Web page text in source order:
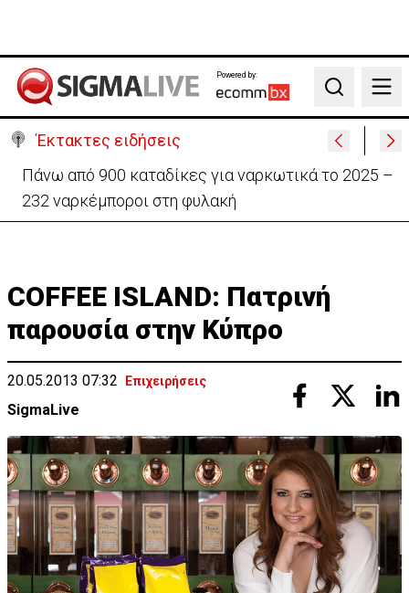
Powered by:
Search
Έκτακτες ειδήσεις
Θέλει να ξαναζωντανέψει την «Corner» o
Προύντζος - «Πληγώνει τις αναμνήσεις»
COFFEE ISLAND: Πατρινή
παρουσία στην Κύπρο
20.05.2013 07:32 Επιχειρήσεις
SigmaLive